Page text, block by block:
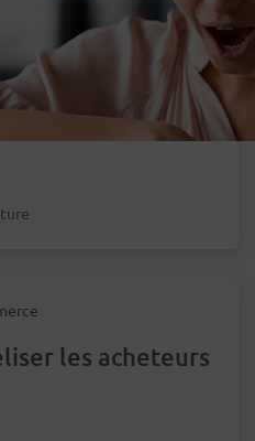
les acheteurs